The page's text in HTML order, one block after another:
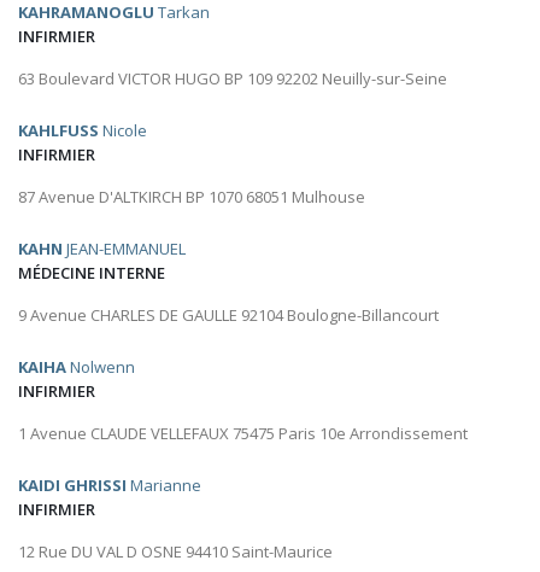
KAHRAMANOGLU Tarkan
INFIRMIER
63 Boulevard VICTOR HUGO BP 109 92202 Neuilly-sur-Seine
KAHLFUSS Nicole
INFIRMIER
87 Avenue D'ALTKIRCH BP 1070 68051 Mulhouse
KAHN JEAN-EMMANUEL
MÉDECINE INTERNE
9 Avenue CHARLES DE GAULLE 92104 Boulogne-Billancourt
KAIHANolwenn
INFIRMIER
1 Avenue CLAUDE VELLEFAUX 75475 Paris 10e Arrondissement
KAIDI GHRISSI Marianne
INFIRMIER
12 Rue DU VAL D OSNE 94410 Saint-Maurice